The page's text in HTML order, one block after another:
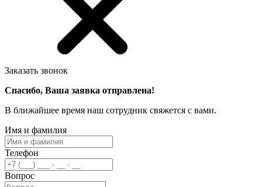
Заказать звонок
Спасибо, Ваша заявка отправлена!
В ближайшее время наш сотрудник свяжется с вами.
Имя и фамилия
Телефон
Вопрос